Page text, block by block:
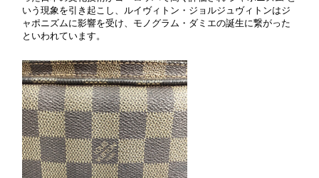
いう現象を引き起こし、ルイヴィトン・ジョルジュヴィトンはジ
ャポニズムに影響を受け、モノグラム・ダミエの誕生に繋がった
といわれています。